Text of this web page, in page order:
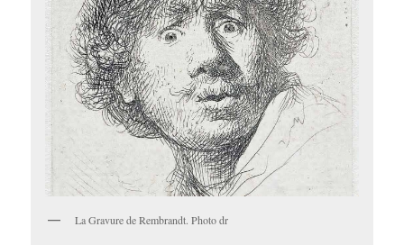
La Gravure de Rembrandt. Photo dr